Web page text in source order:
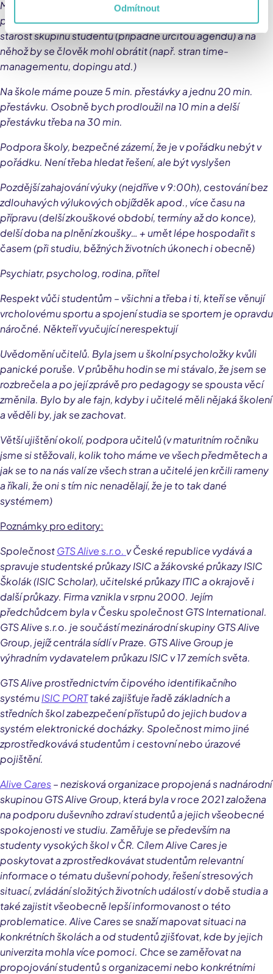
Odmítnout
Myslím, že je dobrý nápad zavést systém studijních
poradců/mentorů/něčeho takového, kdo by měl na
starost skupinu studentů (případně určitou agendu) a na
něhož by se člověk mohl obrátit (např. stran time-
managementu, dopingu atd.)
Na škole máme pouze 5 min. přestávky a jednu 20 min.
přestávku. Osobně bych prodloužil na 10 min a delší
přestávku třeba na 30 min.
Podpora školy, bezpečné zázemí, že je v pořádku nebýt v
pořádku. Není třeba hledat řešení, ale být vyslyšen
Pozdější zahajování výuky (nejdříve v 9:00h), cestování bez
zdlouhavých výlukových objížděk apod., více času na
přípravu (delší zkouškové období, termíny až do konce),
delší doba na plnění zkoušky… + umět lépe hospodařit s
časem (při studiu, běžných životních úkonech i obecně)
Psychiatr, psycholog, rodina, přítel
Respekt vůči studentům – všichni a třeba i ti, kteří se věnují
vrcholovému sportu a spojení studia se sportem je opravdu
náročné. Někteří vyučující nerespektují
Uvědomění učitelů. Byla jsem u školní psycholožky kvůli
panické poruše. V průběhu hodin se mi stávalo, že jsem se
rozbrečela a po její zprávě pro pedagogy se spousta věcí
změnila. Bylo by ale fajn, kdyby i učitelé měli nějaká školení
a věděli by, jak se zachovat.
Větší ujištění okolí, podpora učitelů (v maturitním ročníku
jsme si stěžovali, kolik toho máme ve všech předmětech a
jak se to na nás valí ze všech stran a učitelé jen krčili rameny
a říkali, že oni s tím nic nenadělají, že je to tak dané
systémem)
Poznámky pro editory:
SpolečnostGTS Alive s.r.o. v České republice vydává a
spravuje studentské průkazy ISIC a žákovské průkazy ISIC
Školák (ISIC Scholar), učitelské průkazy ITIC a okrajově i
další průkazy. Firma vznikla v srpnu 2000. Jejím
předchůdcem byla v Česku společnost GTS International.
GTS Alive s.r.o. je součástí mezinárodní skupiny GTS Alive
Group, jejíž centrála sídlí v Praze. GTS Alive Group je
výhradním vydavatelem průkazu ISIC v 17 zemích světa.
GTS Alive prostřednictvím čipového identifikačního
systémuISIC PORTtaké zajišťuje řadě základních a
středních škol zabezpečení přístupů do jejich budov a
systém elektronické docházky. Společnost mimo jiné
zprostředkovává studentům i cestovní nebo úrazové
pojištění.
Alive Cares– nezisková organizace propojená s nadnárodní
skupinou GTS Alive Group, která byla v roce 2021 založena
na podporu duševního zdraví studentů a jejich všeobecné
spokojenosti ve studiu. Zaměřuje se především na
studenty vysokých škol v ČR. Cílem Alive Cares je
poskytovat a zprostředkovávat studentům relevantní
informace o tématu duševní pohody, řešení stresových
situací, zvládání složitých životních událostí v době studia a
také zajistit všeobecně lepší informovanost o této
problematice. Alive Cares se snaží mapovat situaci na
konkrétních školách a od studentů zjišťovat, kde by jejich
univerzita mohla více pomoci. Chce se zaměřovat na
propojování studentů s organizacemi nebo konkrétními